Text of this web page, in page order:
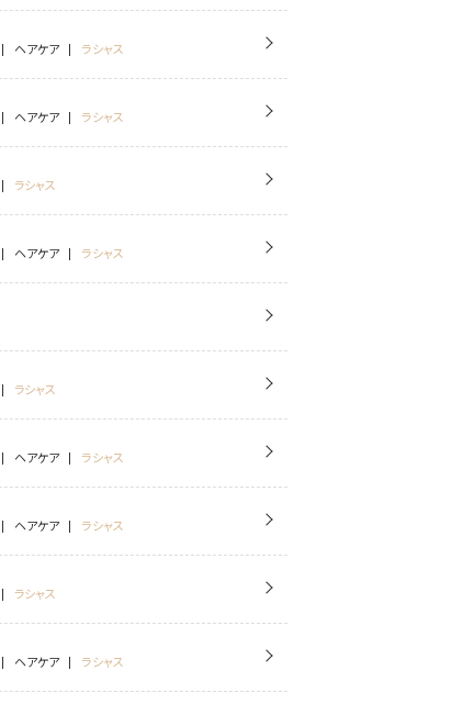
ヘアケア ラシャス
ヘアケア ラシャス
ラシャス
ヘアケア ラシャス
ラシャス
ヘアケア ラシャス
ヘアケア ラシャス
ラシャス
ヘアケア ラシャス